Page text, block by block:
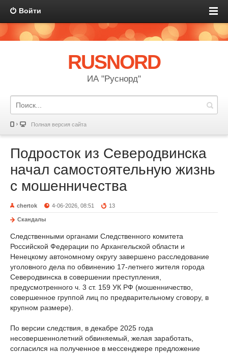
Войти
RUSNORD
ИА "Руснорд"
Полная версия сайта
Подросток из Северодвинска
начал самостоятельную жизнь
с мошенничества
chertok 4-06-2026, 08:51 13
Скандалы
Следственными органами Следственного комитета
Российской Федерации по Архангельской области и
Ненецкому автономному округу завершено расследование
уголовного дела по обвинению 17-летнего жителя города
Северодвинска в совершении преступления,
предусмотренного ч. 3 ст. 159 УК РФ (мошенничество,
совершенное группой лиц по предварительному сговору, в
крупном размере).
По версии следствия, в декабре 2025 года
несовершеннолетний обвиняемый, желая заработать,
согласился на полученное в мессенджере предложение